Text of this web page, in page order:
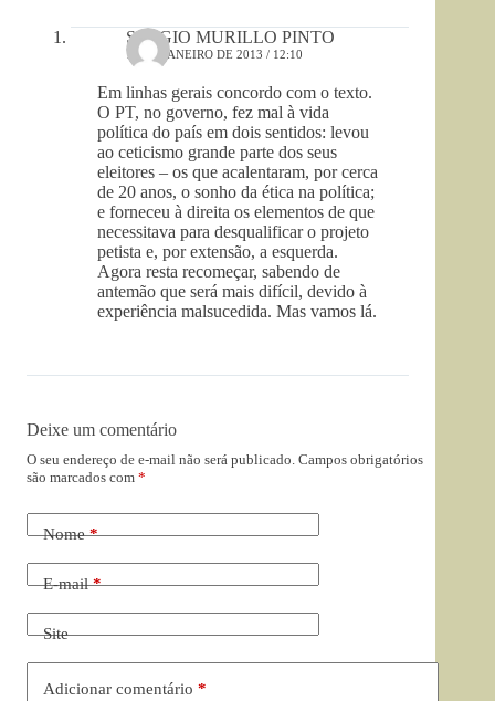
SERGIO MURILLO PINTO
14 DE JANEIRO DE 2013 / 12:10
Em linhas gerais concordo com o texto.
O PT, no governo, fez mal à vida
política do país em dois sentidos: levou
ao ceticismo grande parte dos seus
eleitores – os que acalentaram, por cerca
de 20 anos, o sonho da ética na política;
e forneceu à direita os elementos de que
necessitava para desqualificar o projeto
petista e, por extensão, a esquerda.
Agora resta recomeçar, sabendo de
antemão que será mais difícil, devido à
experiência malsucedida. Mas vamos lá.
Deixe um comentário
O seu endereço de e-mail não será publicado. Campos obrigatórios
são marcados com *
Nome*
E-mail*
Site
Adicionar comentário *